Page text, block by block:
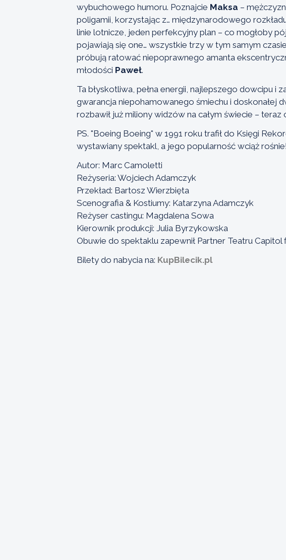
wybuchowego humoru. Poznajcie Maksa –
poligamii, korzystając z… międzynarodowego
linie lotnicze, jeden perfekcyjny plan – co mogłoby
pojawiają się one… wszystkie trzy w tym samym
próbują ratować niepoprawnego amanta
młodości Paweł.
Ta błyskotliwa, pełna energii, najlepszego dowcipu i
gwarancja niepohamowanego śmiechu i doskonałej
rozbawił już miliony widzów na całym świecie – teraz
PS. "Boeing Boeing" w 1991 roku trafił do Księgi
wystawiany spektakl, a jego popularność wciąż rośnie!
Autor: Marc Camoletti
Reżyseria: Wojciech Adamczyk
Przekład: Bartosz Wierzbięta
Scenografia & Kostiumy: Katarzyna Adamczyk
Reżyser castingu: Magdalena Sowa
Kierownik produkcji: Julia Byrzykowska
Obuwie do spektaklu zapewnił Partner Teatru Capitol
Bilety do nabycia na: KupBilecik.pl